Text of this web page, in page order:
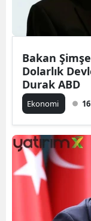
Bakan
Dolarlık
Durak ABD
Ekonomi